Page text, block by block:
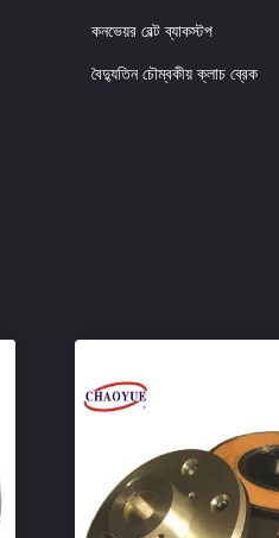
কনভেয়র বেল্ট ব্যাকস্টপ
বৈদ্যুতিন চৌম্বকীয় ক্লাচ ব্রেক